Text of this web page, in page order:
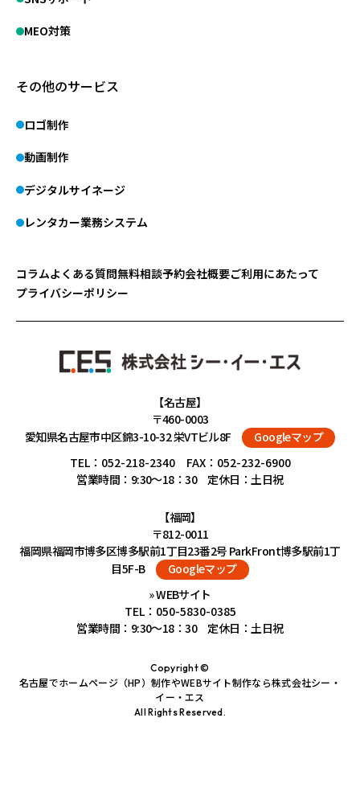
MEO対策
その他のサービス
ロゴ制作
動画制作
デジタルサイネージ
レンタカー業務システム
コラムよくある質問無料相談予約会社概要ご利用にあたって
プライバシーポリシー
【名古屋】
〒460-0003
愛知県名古屋市中区錦3-10-32 栄VTビル8F
Googleマップ
TEL： 052-218-2340FAX：052-232-6900
営業時間：9:30～18：30 定休日：土日祝
【福岡】
〒812-0011
福岡県福岡市博多区博多駅前1丁目23番2号 ParkFront博多駅前1丁
目5F-B
Googleマップ
» WEBサイト
TEL： 050-5830-0385
営業時間：9:30～18：30 定休日：土日祝
Copyright ©
名古屋でホームページ（HP）制作やWEBサイト制作なら株式会社シー・
イー・エス
All Rights Reserved.